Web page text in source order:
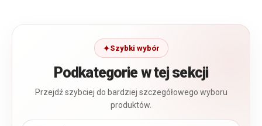
Szybki wybór
Podkategorie w tej sekcji
Przejdź szybciej do bardziej szczegółowego wyboru
produktów.